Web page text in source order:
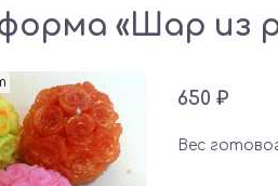
«Шар из
650 ₽
Вес